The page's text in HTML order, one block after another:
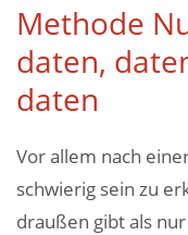
Methode
daten,
daten
Vor allem nach
schwierig sein zu
draußen gibt als